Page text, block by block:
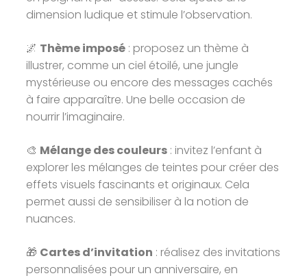
dimension ludique et stimule l’observation.
🌌 Thème imposé: proposez un thème à
illustrer, comme un ciel étoilé, une jungle
mystérieuse ou encore des messages cachés
à faire apparaître. Une belle occasion de
nourrir l’imaginaire.
🎨 Mélange des couleurs: invitez l’enfant à
explorer les mélanges de teintes pour créer des
effets visuels fascinants et originaux. Cela
permet aussi de sensibiliser à la notion de
nuances.
🎁 Cartes d’invitation : réalisez des invitations
personnalisées pour un anniversaire, en